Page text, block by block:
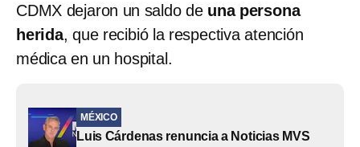
CDMX dejaron un saldo de una persona
herida, que recibió la respectiva atención
médica en un hospital.
MÉXICO
Luis Cárdenas renuncia a Noticias MVS